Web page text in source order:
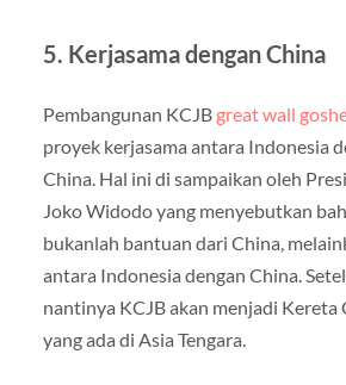
5. Kerjasama dengan China
Pembangunan KCJB great wall
proyek kerjasama antara Indonesia
China. Hal ini di sampaikan oleh
Joko Widodo yang menyebutkan
bukanlah bantuan dari China,
antara Indonesia dengan China.
nantinya KCJB akan menjadi Kereta
yang ada di Asia Tengara.